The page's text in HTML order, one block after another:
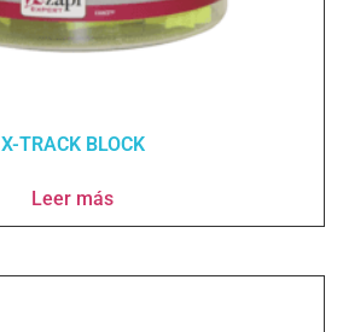
X-TRACK BLOCK
Leer más